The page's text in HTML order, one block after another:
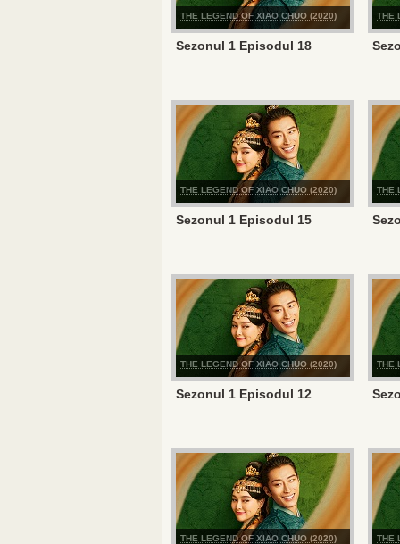
THE LEGEND OF XIAO CHUO (2020)
Sezonul 1 Episodul 18
THE
THE LEGEND OF XIAO CHUO (2020)
Sezonul 1 Episodul 15
THE
THE LEGEND OF XIAO CHUO (2020)
Sezonul 1 Episodul 12
THE
THE LEGEND OF XIAO CHUO (2020) THE